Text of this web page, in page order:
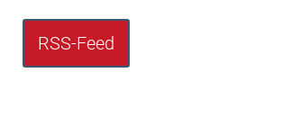
RSS-Feed